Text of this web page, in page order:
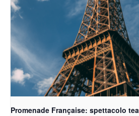
Promenade Française: spettacolo